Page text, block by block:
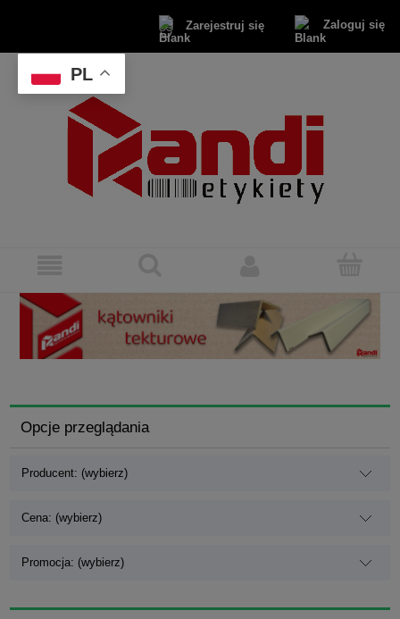
Zarejestruj się Zaloguj się
Opcje przeglądania
Producent: (wybierz)
Cena: (wybierz)
Promocja: (wybierz)
PL